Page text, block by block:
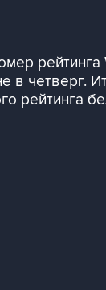
рейтинга
четверг.
рейтинга